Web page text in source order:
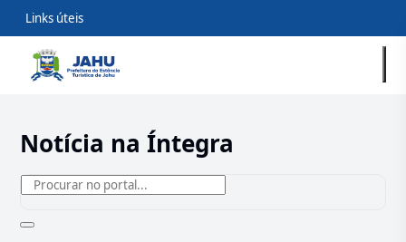
Links úteis
Notícia na Íntegra